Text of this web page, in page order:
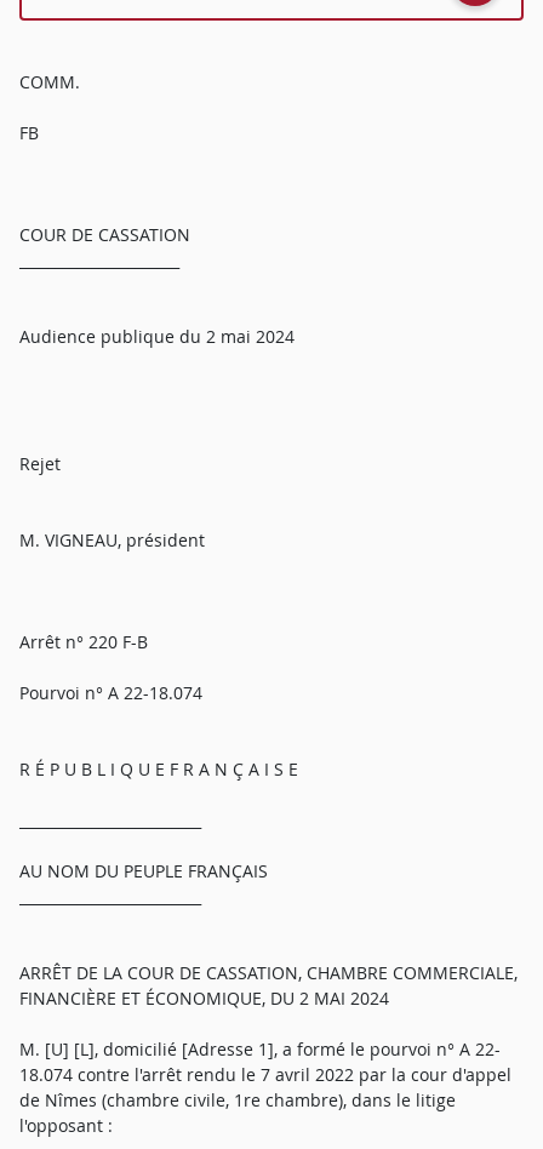
COMM.
FB
COUR DE CASSATION
Audience publique du 2 mai 2024
Rejet
M. VIGNEAU, président
Arrêt n° 220 F-B
Pourvoi n° A 22-18.074
R É P U B L I Q U E F R A N Ç A I S E
AU NOM DU PEUPLE FRANÇAIS
ARRÊT DE LA COUR DE CASSATION, CHAMBRE COMMERCIALE,
FINANCIÈRE ET ÉCONOMIQUE, DU 2 MAI 2024
M. [U] [L], domicilié [Adresse 1], a formé le pourvoi n° A 22-
18.074 contre l'arrêt rendu le 7 avril 2022 par la cour d'appel
de Nîmes (chambre civile, 1re chambre), dans le litige
l'opposant :